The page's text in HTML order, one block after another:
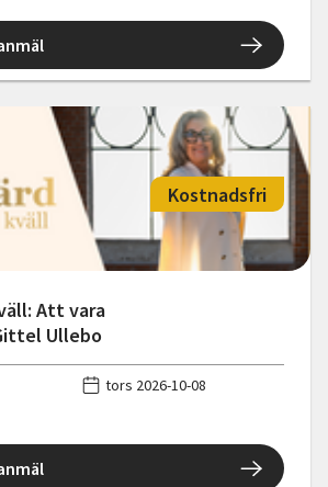
Att vara
Ullebo
Kostnadsfri
tors 2026-10-08